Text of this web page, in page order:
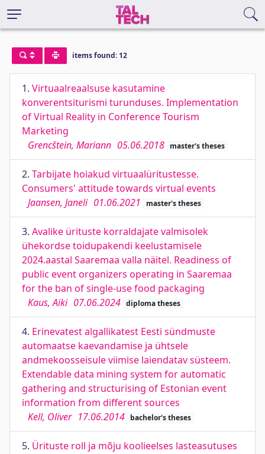
items found: 12
1. Virtuaalreaalsuse kasutamine
konverentsiturismi turunduses. Implementation
of Virtual Reality in Conference Tourism
Marketing
Grencštein, Mariann 05.06.2018 master's theses
2. Tarbijate hoiakud virtuaalüritustesse.
Consumers' attitude towards virtual events
Jaansen, Janeli 01.06.2021 master's theses
3. Avalike ürituste korraldajate valmisolek
ühekordse toidupakendi keelustamisele
2024.aastal Saaremaa valla näitel. Readiness of
public event organizers operating in Saaremaa
for the ban of single-use food packaging
Kaus, Aiki 07.06.2024 diploma theses
4. Erinevatest algallikatest Eesti sündmuste
automaatse kaevandamise ja ühtsele
andmekoosseisule viimise laiendatav süsteem.
Extendable data mining system for automatic
gathering and structurising of Estonian event
information from different sources
Kell, Oliver 17.06.2014 bachelor's theses
5. Ürituste roll ja mõju koolieelses lasteasutuses